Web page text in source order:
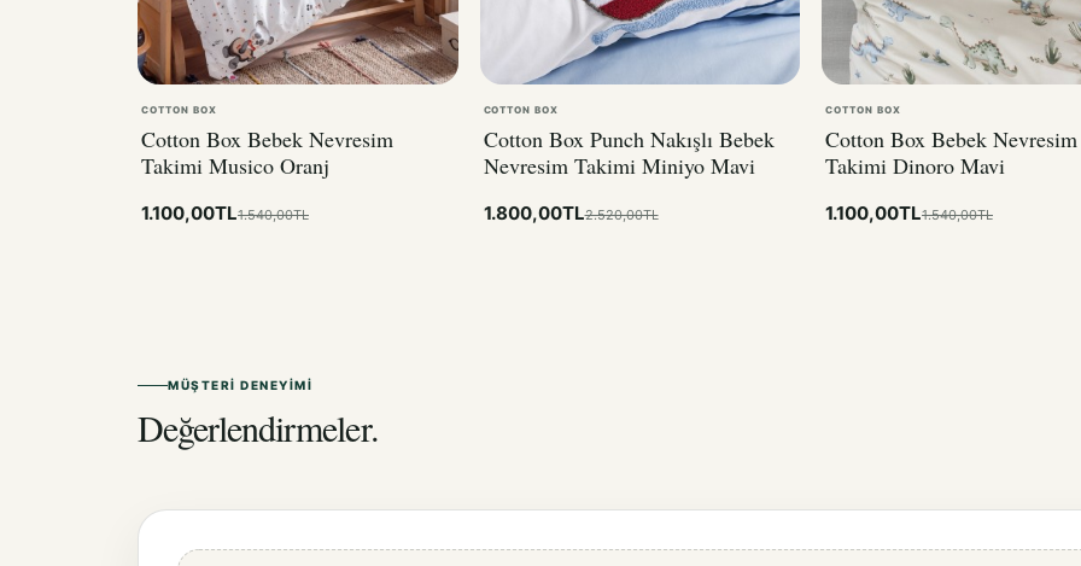
COTTON BOX
Cotton Box Bebek Nevresim
Takimi Musico Oranj
1.100,00TL1.540,00TL
COTTON BOX
Cotton Box Punch Nakışlı Bebek
Nevresim Takimi Miniyo Mavi
1.800,00TL2.520,00TL
COTTON BOX
Cotton Box Bebek Nevresim
Takimi Dinoro Mavi
1.100,00TL1.540,00TL
MÜŞTERI DENEYIMI
Değerlendirmeler.